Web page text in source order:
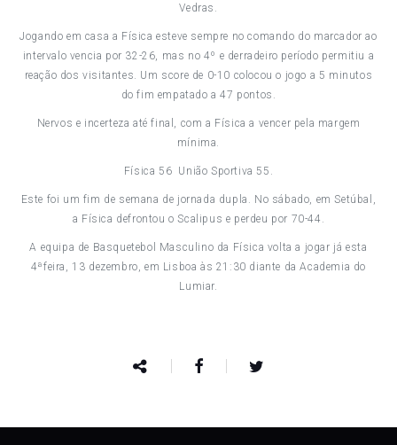
Vedras.
Jogando em casa a Física esteve sempre no comando do marcador ao
intervalo vencia por 32-26, mas no 4º e derradeiro período permitiu a
reação dos visitantes. Um score de 0-10 colocou o jogo a 5 minutos
do fim empatado a 47 pontos.
Nervos e incerteza até final, com a Física a vencer pela margem
mínima.
Física 56 União Sportiva 55.
Este foi um fim de semana de jornada dupla. No sábado, em Setúbal,
a Física defrontou o Scalipus e perdeu por 70-44.
A equipa de Basquetebol Masculino da Física volta a jogar já esta
4ªfeira, 13 dezembro, em Lisboa às 21:30 diante da Academia do
Lumiar.